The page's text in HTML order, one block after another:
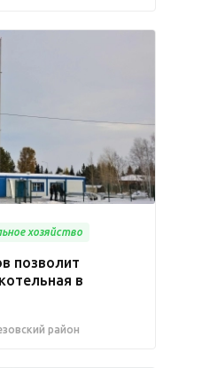
хозяйство
позволит
в
район